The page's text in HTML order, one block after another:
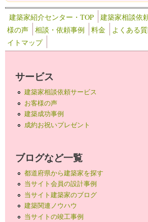
建築家紹介センター・TOP 建築家相談依
様の声
相談・依頼事例 料金 よくある
イトマップ
サービス
建築家相談依頼サービス
お客様の声
建築成功事例
成約お祝いプレゼント
ブログなど一覧
都道府県から建築家を探す
当サイト会員の設計事例
当サイト建築家のブログ
建築関連ノウハウ
当サイトの竣工事例